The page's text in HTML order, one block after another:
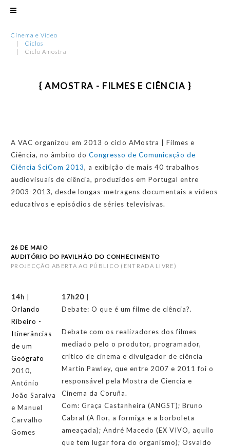
Cinema e Vídeo
Ciclos
Ciclo Amostra
{ AMOSTRA - FILMES E CIÊNCIA }
A VAC organizou em 2013 o ciclo AMostra | Filmes e
Ciência, no âmbito do Congresso de Comunicação de
Ciência SciCom 2013, a exibição de mais 40 trabalhos
audiovisuais de ciência, produzidos em Portugal entre
2003-2013, desde longas-metragens documentais a vídeos
educativos e episódios de séries televisivas.
26 DE MAIO
AUDITÓRIO DO PAVILHÃO DO CONHECIMENTO
PROJECÇÃO ABERTA AO PÚBLICO (ENTRADA LIVRE)
14h
Orlando
Ribeiro -
Itinerâncias
de um
Geógrafo
2010,
António
João Saraiva
e Manuel
Carvalho
Gomes
17h20
Debate: O que é um filme de ciência?.
Debate com os realizadores dos filmes
mediado pelo o produtor, programador,
crítico de cinema e divulgador de ciência
Martin Pawley, que entre 2007 e 2011 foi o
responsável pela Mostra de Ciencia e
Cinema da Coruña.
Com: Graça Castanheira (ANGST); Bruno
Cabral (A flor, a formiga e a borboleta
ameaçada); André Macedo (EX VIVO, aquilo
que tem lugar fora do organismo); Osvaldo